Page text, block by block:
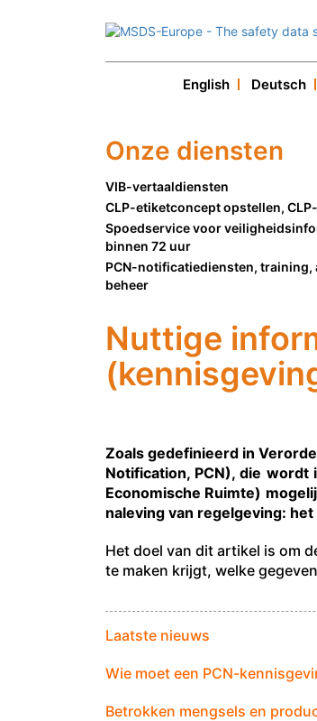
English Deutsch
Onze diensten
VIB-vertaaldiensten
CLP-etiketconcept opstellen,
Spoedservice voor
binnen 72 uur
PCN-notificatiediensten, training,
beheer
Nuttige
Zoals gedefinieerd in
Notification, PCN), die
Economische Ruimte)
naleving van regelgeving:
Het doel van dit artikel is om
te maken krijgt, welke
Laatste nieuws
Wie moet een PCN-
Betrokken mengsels en